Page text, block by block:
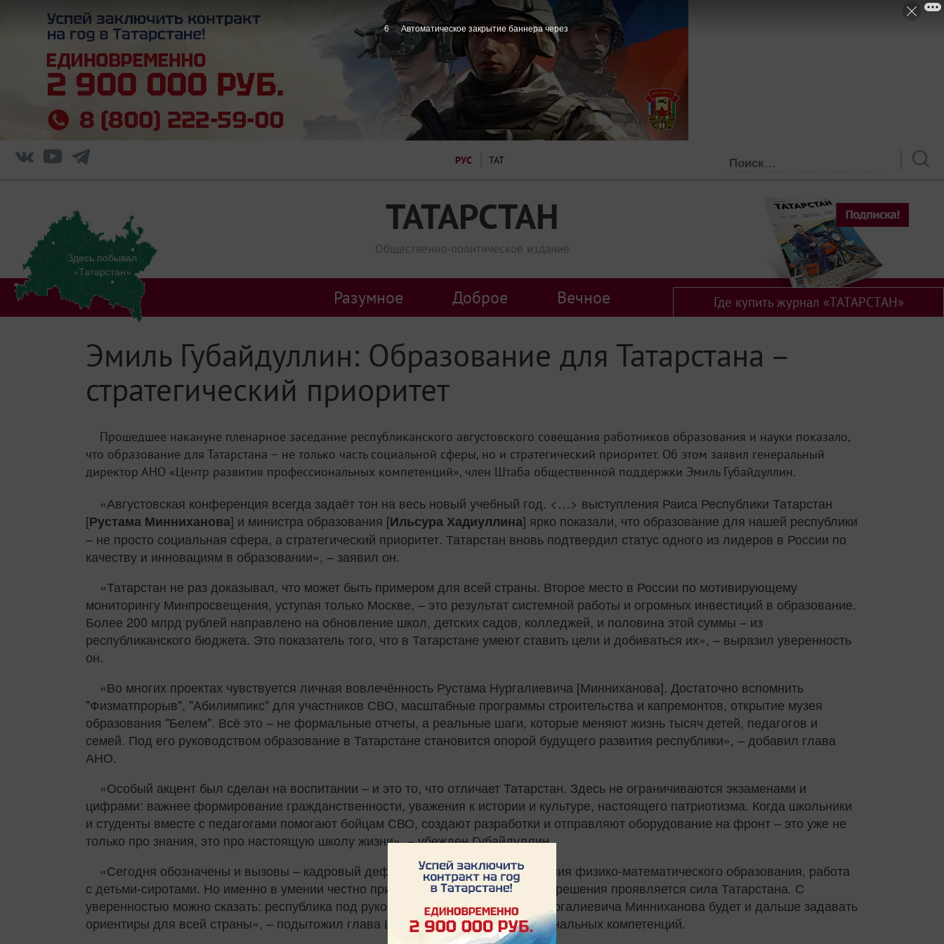
РУС ТАТ
ТАТАРСТАН
Общественно-политическое издание
Здесь побывал
«Татарстан»
Разумное Доброе Вечное Где купить журнал «ТАТАРСТАН»
Эмиль Губайдуллин: Образование для Татарстана –
стратегический приоритет
Прошедшее накануне пленарное заседание республиканского августовского совещания работников образования и науки показало,
что образование для Татарстана – не только часть социальной сферы, но и стратегический приоритет. Об этом заявил генеральный
директор АНО «Центр развития профессиональных компетенций», член Штаба общественной поддержки Эмиль Губайдуллин.
«Августовская конференция всегда задаёт тон на весь новый учебный год. <…> выступления Раиса Республики Татарстан
[Рустама Минниханова] и министра образования [Ильсура Хадиуллина] ярко показали, что образование для нашей республики
– не просто социальная сфера, а стратегический приоритет. Татарстан вновь подтвердил статус одного из лидеров в России по
качеству и инновациям в образовании», – заявил он.
«Татарстан не раз доказывал, что может быть примером для всей страны. Второе место в России по мотивирующему
мониторингу Минпросвещения, уступая только Москве, – это результат системной работы и огромных инвестиций в образование.
Более 200 млрд рублей направлено на обновление школ, детских садов, колледжей, и половина этой суммы – из
республиканского бюджета. Это показатель того, что в Татарстане умеют ставить цели и добиваться их», – выразил уверенность
он.
«Во многих проектах чувствуется личная вовлечённость Рустама Нургалиевича [Минниханова]. Достаточно вспомнить
"Физматпрорыв", "Абилимпикс" для участников СВО, масштабные программы строительства и капремонтов, открытие музея
образования "Белем". Всё это – не формальные отчеты, а реальные шаги, которые меняют жизнь тысяч детей, педагогов и
семей. Под его руководством образование в Татарстане становится опорой будущего развития республики», – добавил глава
АНО.
«Особый акцент был сделан на воспитании – и это то, что отличает Татарстан. Здесь не ограничиваются экзаменами и
цифрами: важнее формирование гражданственности, уважения к истории и культуре, настоящего патриотизма. Когда школьники
и студенты вместе с педагогами помогают бойцам СВО, создают разработки и отправляют оборудование на фронт – это уже не
только про знания, это про настоящую школу жизни», – убежден Губайдуллин.
«Сегодня обозначены и вызовы – кадровый дефицит, необходимость усиления физико-математического образования, работа
с детьми-сиротами. Но именно в умении честно признавать проблемы и искать решения проявляется сила Татарстана. С
уверенностью можно сказать: республика под руководством Раиса Рустама Нургалиевича Минниханова будет и дальше задавать
ориентиры для всей страны», – подытожил глава Центра развития профессиональных компетенций.
6 Автоматическое закрытие баннера через